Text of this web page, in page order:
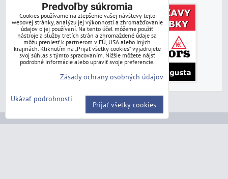
Predvoľby súkromia
Cookies používame na zlepšenie vašej návštevy tejto
webovej stránky, analýzu jej výkonnosti a zhromažďovanie
údajov o jej používaní. Na tento účel môžeme použiť
nástroje a služby tretích strán a zhromaždené údaje sa
môžu preniesť k partnerom v EÚ, USA alebo iných
krajinách. Kliknutím na „Prijať všetky cookies“ vyjadrujete
svoj súhlas s týmto spracovaním. Nižšie môžete nájsť
podrobné informácie alebo upraviť svoje preferencie.
Zásady ochrany osobných údajov
Ukázať podrobnosti
Prijať všetky cookies